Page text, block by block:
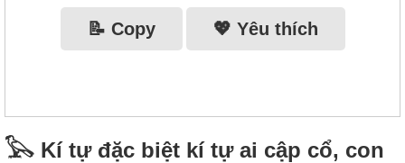
📝 Copy 💖 Yêu thích
𓅂 Kí tự đặc biệt kí tự ai cập cổ, con